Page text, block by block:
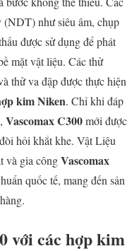
(NDT) như siêu âm, chụp
được sử dụng để phát
mặt vật liệu. Các thử
thử va đập được thực hiện
kim Niken. Chỉ khi đáp
Vascomax C300mới được
hỏi khắt khe. Vật Liệu
và gia côngVascomax
quốc tế, mang đến sản
với các hợp kim